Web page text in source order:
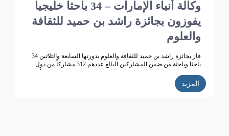
وكالة أنباء الإمارات – 34 باحثا خليجيا
يفوزون بجائزة راشد بن حميد للثقافة
والعلوم
فاز بجائزة راشد بن حميد للثقافة والعلوم بدورتها السابعة والثلاثين 34
باحثا وباحثة من ضمن المشاركين البالغ عددهم 312 مشاركاً من دول
المزيد